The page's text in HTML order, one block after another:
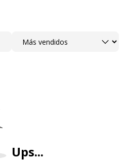
Ordenar
Ups...